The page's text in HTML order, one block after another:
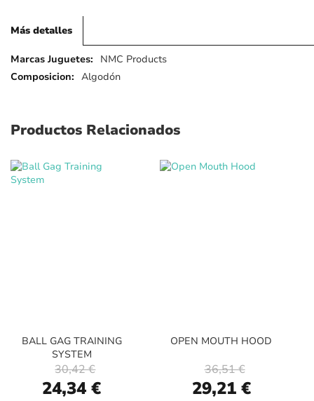
Más detalles
Más
detalles
NMC Products
Algodón
Productos Relacionados
BALL GAG TRAINING
SYSTEM
Special
Price
24,34 €
30,42 €
OPEN MOUTH HOOD
Special
Price
29,21 €
36,51 €